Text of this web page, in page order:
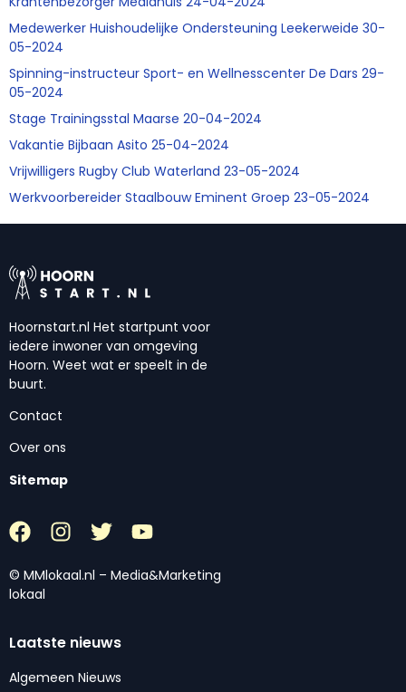
Medewerker Huishoudelijke Ondersteuning Leekerweide 30-
05-2024
Spinning-instructeur Sport- en Wellnesscenter De Dars 29-
05-2024
Stage Trainingsstal Maarse 20-04-2024
Vakantie Bijbaan Asito 25-04-2024
Vrijwilligers Rugby Club Waterland 23-05-2024
Werkvoorbereider Staalbouw Eminent Groep 23-05-2024
Hoornstart.nl Het startpunt voor
iedere inwoner van omgeving
Hoorn. Weet wat er speelt in de
buurt.
Contact
Over ons
Sitemap
© MMlokaal.nl – Media&Marketing
lokaal
Laatste nieuws
Algemeen Nieuws